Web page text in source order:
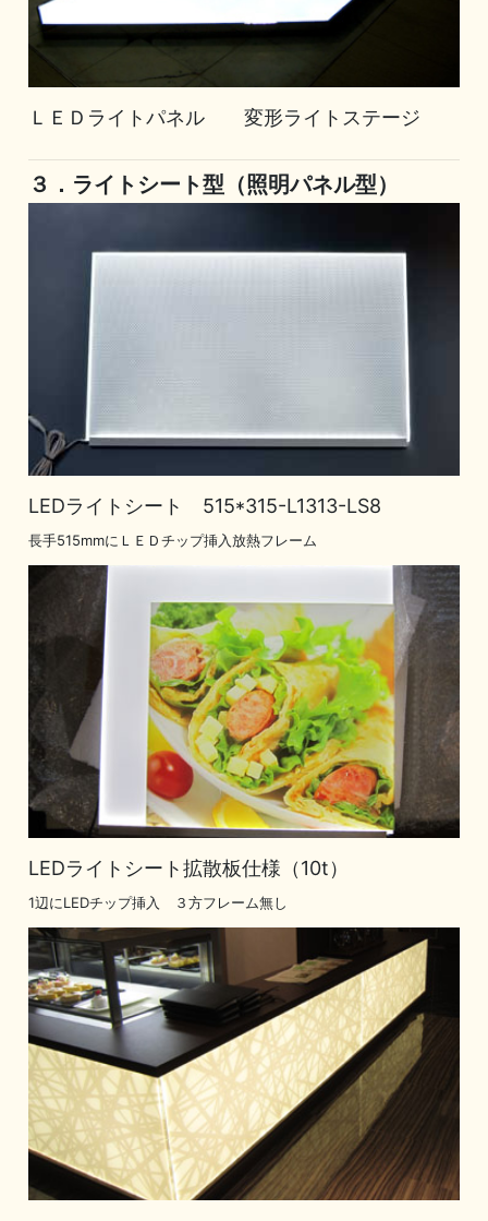
ＬＥＤライトパネル 変形ライトステージ
３．ライトシート型（照明パネル型）
LEDライトシート 515*315-L1313-LS8
長手515mmにＬＥＤチップ挿入放熱フレーム
LEDライトシート拡散板仕様（10t）
1辺にLEDチップ挿入 ３方フレーム無し